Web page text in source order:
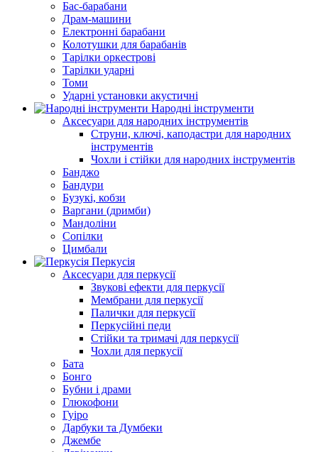
Бас-барабани
Драм-машини
Електронні барабани
Колотушки для барабанів
Тарілки оркестрові
Тарілки ударні
Томи
Ударні установки акустичні
Народні інструменти
Аксесуари для народних інструментів
Струни, ключі, каподастри для народних
інструментів
Чохли і стійки для народних інструментів
Банджо
Бандури
Бузукі, кобзи
Варгани (дримби)
Мандоліни
Сопілки
Цимбали
Перкусія
Аксесуари для перкусії
Звукові ефекти для перкусії
Мембрани для перкусії
Палички для перкусії
Перкусійні педи
Стійки та тримачі для перкусії
Чохли для перкусії
Бата
Бонго
Бубни і драми
Глюкофони
Гуіро
Дарбуки та Думбеки
Джембе